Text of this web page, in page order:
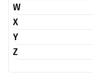
W
X
Y
Z